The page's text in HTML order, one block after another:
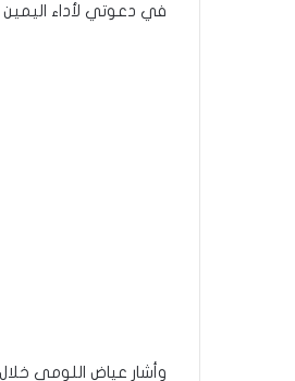
في دعوتي لأداء
وأشار عياض اللومي